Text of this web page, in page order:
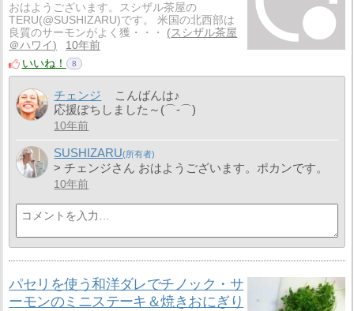
おはようございます。スシザル茶屋の
TERU(@SUSHIZARU)です。 米国の北西部は
良質のサーモンがよく獲・・・
スシザル茶屋
＠ハワイ
10年前
いいね！
8
チェンジ
こんばんは♪
応援ぽちしました～(⌒‐⌒)
10年前
SUSHIZARU
> チェンジさん おはようございます。ポカンです。
10年前
パセリを使う和洋ダレでチノック・サ
ーモンのミニステーキ＆焼きおにぎり